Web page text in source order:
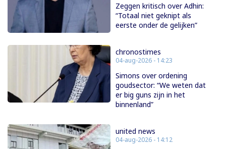
Zeggen kritisch over Adhin:
“Totaal niet geknipt als
eerste onder de gelijken”
chronostimes
04-aug-2026 - 14:23
Simons over ordening
goudsector: “We weten dat
er big guns zijn in het
binnenland”
united news
04-aug-2026 - 14:12